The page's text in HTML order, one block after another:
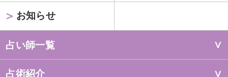
お知らせ
占い師一覧
占術紹介